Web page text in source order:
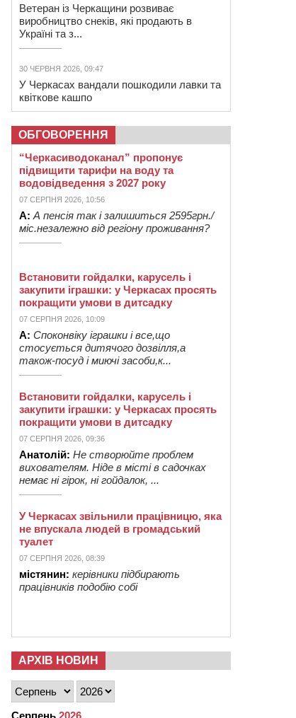
Ветеран із Черкащини розвиває
виробництво снеків, які продають в
Україні та з...
30 ЧЕРВНЯ 2026, 09:47
У Черкасах вандали пошкодили лавки та
квіткове кашпо
ОБГОВОРЕННЯ
“Черкасиводоканал” пропонує
підвищити тарифи на воду та
водовідведення з 2027 року
07 СЕРПНЯ 2026, 10:56
А: А пенсія так і залишиться 2595грн./
міс.незалежно від регіону проживання?
Встановити гойдалки, карусель і
закупити іграшки: у Черкасах просять
покращити умови в дитсадку
07 СЕРПНЯ 2026, 10:09
А: Споконвіку іграшки і все,що
стосується дитячого дозвілля,а
також-посуд і миючі засоби,к...
Встановити гойдалки, карусель і
закупити іграшки: у Черкасах просять
покращити умови в дитсадку
07 СЕРПНЯ 2026, 09:36
Анатолій: Не створюйте проблем
вихователям. Ніде в місті в садочках
немає ні гірок, ні гойдалок, ...
У Черкасах звільнили працівницю, яка
не впускала людей в громадський
туалет
07 СЕРПНЯ 2026, 08:39
містянин: керівники підбирають
працівників подобію собі
АРХІВ НОВИН
Серпень 2026